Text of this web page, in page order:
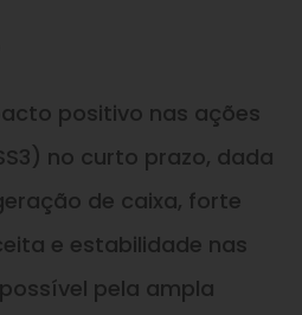
positivo nas ações
no curto prazo, dada
de caixa, forte
e estabilidade nas
pela ampla